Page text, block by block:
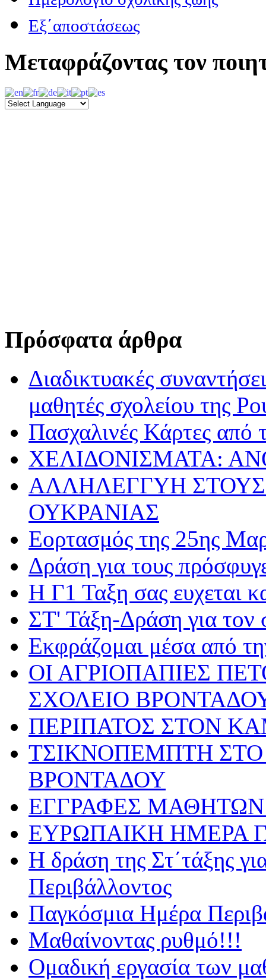
Εξ΄αποστάσεως
Μεταφράζοντας τον
Πρόσφατα άρθρα
Διαδικτυακές
μαθητές σχολείου της
Πασχαλινές Κάρτες από
ΧΕΛΙΔΟΝΙΣΜΑΤΑ:
ΑΛΛΗΛΕΓΓΥΗ
ΟΥΚΡΑΝΙΑΣ
Εορτασμός της 25ης
Δράση για τους
Η Γ1 Ταξη σας ευχεται
ΣΤ' Τάξη-Δράση για τον
Εκφράζομαι μέσα από
ΟΙ ΑΓΡΙΟΠΑΠΙΕΣ
ΣΧΟΛΕΙΟ
ΠΕΡΙΠΑΤΟΣ ΣΤΟΝ
ΤΣΙΚΝΟΠΕΜΠΤΗ ΣΤΟ
ΒΡΟΝΤΑΔΟΥ
ΕΓΓΡΑΦΕΣ ΜΑΘΗΤΩΝ
ΕΥΡΩΠΑΙΚΗ ΗΜΕΡΑ
Η δράση της Στ΄τάξης
Περιβάλλοντος
Παγκόσμια Ημέρα
Μαθαίνοντας ρυθμό!!!
Ομαδική εργασία των